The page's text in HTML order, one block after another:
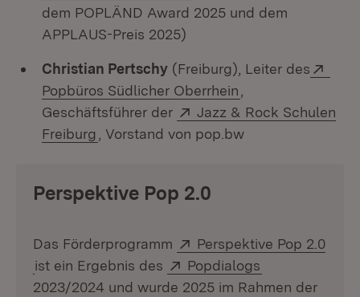
dem POPLÄND Award 2025 und dem
APPLAUS-Preis 2025)
Christian Pertschy (Freiburg), Leiter des
Popbüros Südlicher Oberrhein
Geschäftsführer der
Extern:
Jazz & Rock Schulen
Freiburg (Öffnet in neuem Fenster)
, Vorstand von pop.bw
Perspektive Pop 2.0
Das Förderprogramm Extern:
Perspektive Pop 2.0
(Öffnet in neuem Fenster)
ist ein Ergebnis des Extern:
Popdialogs
2023/2024 und wurde 2025 im Rahmen der